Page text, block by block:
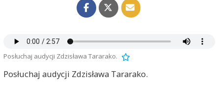
Posłuchaj audycji Zdzisława Tararako.
Posłuchaj audycji Zdzisława Tararako.